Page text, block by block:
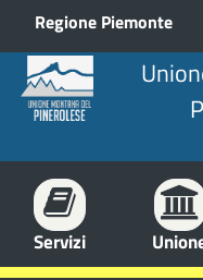
Regione Piemonte
Servizi